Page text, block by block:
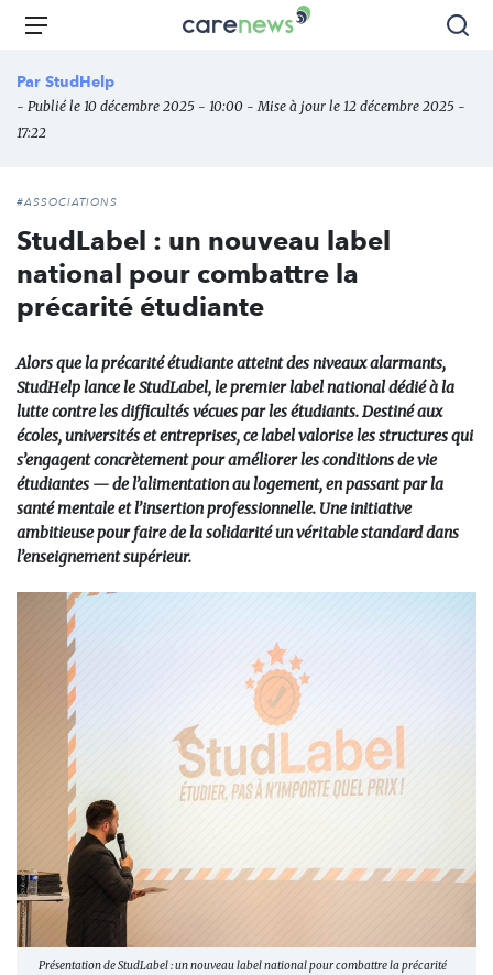
Aller
principal
Carenews,
des
Menu
Par StudHelp
- Publié le 10 décembre 2025 - 10:00 - Mise à jour le 12 décembre 2025 -
17:22
#ASSOCIATIONS
StudLabel : un nouveau label
national pour combattre la
précarité étudiante
Alors que la précarité étudiante atteint des niveaux alarmants,
StudHelp lance le StudLabel, le premier label national dédié à la
lutte contre les difficultés vécues par les étudiants. Destiné aux
écoles, universités et entreprises, ce label valorise les structures qui
s’engagent concrètement pour améliorer les conditions de vie
étudiantes — de l’alimentation au logement, en passant par la
santé mentale et l’insertion professionnelle. Une initiative
ambitieuse pour faire de la solidarité un véritable standard dans
l’enseignement supérieur.
Présentation de StudLabel : un nouveau label national pour combattre la précarité